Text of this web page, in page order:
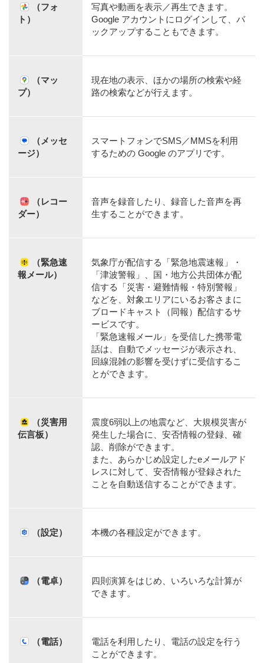
（フォ
ト）
写真や動画を表示／再生できます。
Google アカウントにログインして、バ
ックアップすることもできます。
（マッ
プ）
現在地の表示、ほかの場所の検索や経
路の検索などが行えます。
（メッセ
ージ）
スマートフォンでSMS／MMSを利用
するための Google のアプリです。
（レコー
ダー）
音声を録音したり、録音した音声を再
生することができます。
（緊急速
報メール）
気象庁が配信する「緊急地震速報」・
「津波警報」、国・地方公共団体が配
信する「災害・避難情報・特別警報」
などを、対象エリアにいるお客さまに
ブロードキャスト（同報）配信するサ
ービスです。
「緊急速報メール」を受信した携帯電
話は、自動でメッセージが表示され、
回線混雑の影響を受けずに受信するこ
とができます。
（災害用
伝言板）
震度6弱以上の地震など、大規模災害が
発生した場合に、安否情報の登録、確
認、削除ができます。
また、あらかじめ設定したeメールアド
レスに対して、安否情報が登録された
ことを自動送信することができます。
（設定） 本機の各種設定ができます。
（電卓）
四則演算をはじめ、いろいろな計算が
できます。
（電話）
電話を利用したり、電話の設定を行う
ことができます。